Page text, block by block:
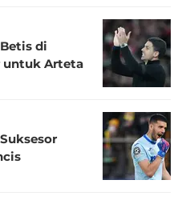
di
untuk Arteta